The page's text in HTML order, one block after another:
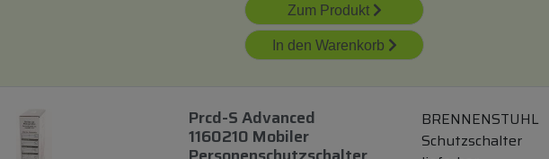
Zum Produkt
In den Warenkorb
Prcd-S Advanced
1160210 Mobiler
BRENNENSTUHL
Schutzschalter